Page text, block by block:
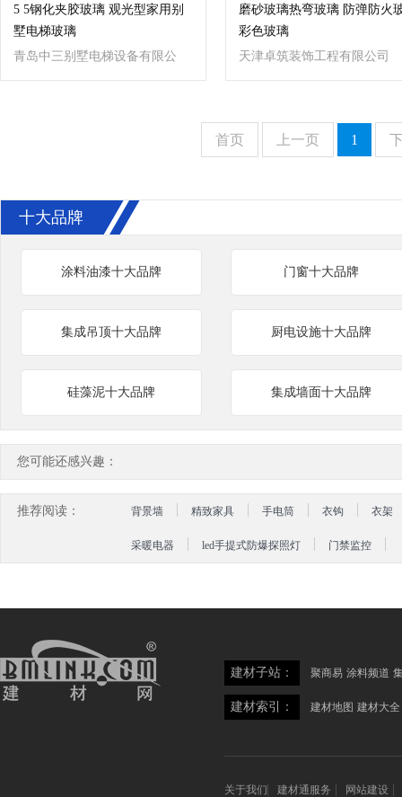
5 5钢化夹胶玻璃 观光型家用别
墅电梯玻璃
青岛中三别墅电梯设备有限公
司
磨砂玻璃热弯玻璃 防弹防火
彩色玻璃
天津卓筑装饰工程有限公司
首页 上一页 1
十大品牌
涂料油漆十大品牌 门窗十大品牌
集成吊顶十大品牌 厨电设施十大品牌
硅藻泥十大品牌 集成墙面十大品牌
您可能还感兴趣：
推荐阅读： 背景墙 精致家具 手电筒 衣钩 衣架
采暖电器 led手提式防爆探照灯 门禁监控
建材子站： 聚商易 涂料频道
建材索引： 建材地图 建材大全
关于我们 建材通服务
网站建设